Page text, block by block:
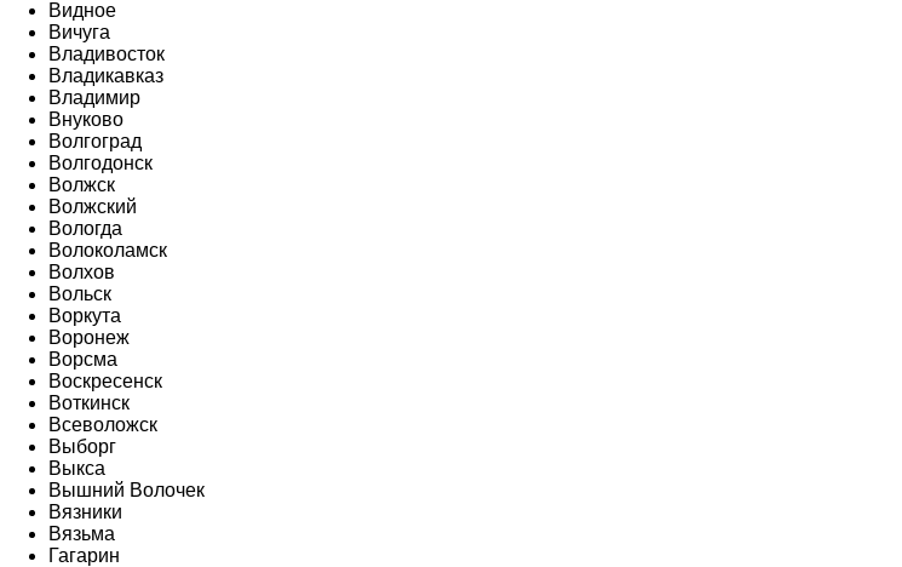
Видное
Вичуга
Владивосток
Владикавказ
Владимир
Внуково
Волгоград
Волгодонск
Волжск
Волжский
Вологда
Волоколамск
Волхов
Вольск
Воркута
Воронеж
Ворсма
Воскресенск
Воткинск
Всеволожск
Выборг
Выкса
Вышний Волочек
Вязники
Вязьма
Гагарин